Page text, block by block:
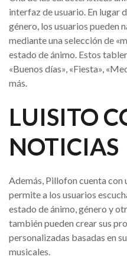
interfaz de usuario. En lugar
género, los usuarios pueden
mediante una selección de
estado de ánimo. Estos
«Buenos días», «Fiesta»,
más.
LUISITO
NOTICIAS
Además, Pillofon cuenta con
permite a los usuarios
estado de ánimo, género y
también pueden crear sus
personalizadas basadas en
musicales.